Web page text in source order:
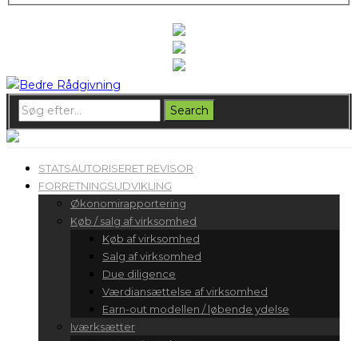
STATSAUTORISERET REVISOR
FORRETNINGSUDVIKLING
Økonomirapportering
Køb / salg af virksomhed
Køb af virksomhed
Salg af virksomhed
Due diligence
Værdiansættelse af virksomhed
Earn-out modellen / løbende ydelse
Iværksætter